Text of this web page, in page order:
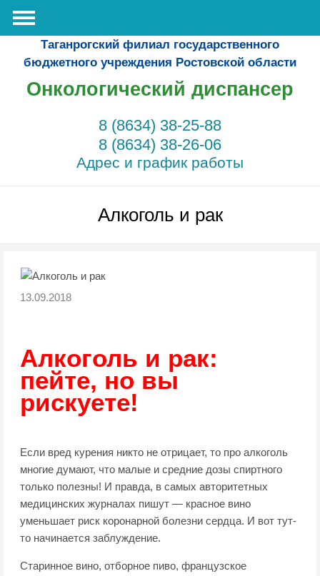
Таганрогский филиал государственного
бюджетного учреждения Ростовской области
Онкологический диспансер
8 (8634) 38-25-88
8 (8634) 38-26-06
Адрес и график работы
Алкоголь и рак
13.09.2018
Алкоголь и рак:
пейте, но вы
рискуете!
Если вред курения никто не отрицает, то про алкоголь
многие думают, что малые и средние дозы спиртного
только полезны! И правда, в самых авторитетных
медицинских журналах пишут — красное вино
уменьшает риск коронарной болезни сердца. И вот тут-
то начинается заблуждение.
Старинное вино, отборное пиво, французское